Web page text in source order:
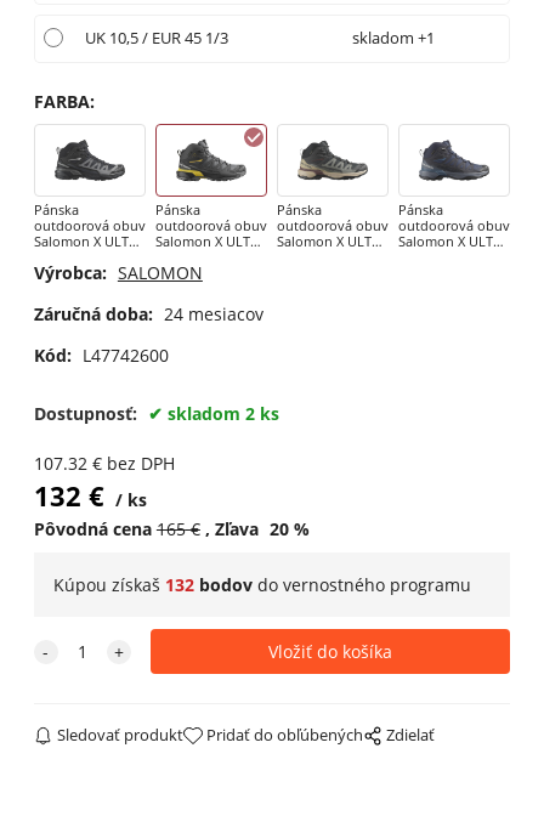
UK 10,5 / EUR 45 1/3 skladom +1
FARBA:
Pánska
outdoorová obuv
Salomon X ULTRA
Black
Pánska
outdoorová obuv
Salomon X ULTRA
Clrock/Black
Pánska
outdoorová obuv
Salomon X ULTRA
Pánska
outdoorová obuv
Salomon X ULTRA
Výrobca: SALOMON
Záručná doba: 24 mesiacov
Kód: L47742600
Dostupnosť: skladom 2 ks
107.32 € bez DPH
132 €
ks
Pôvodná cena 165€ Zľava 20%
Kúpou získaš 132bodovdo vernostného programu
Sledovať produkt Pridať do obľúbených Zdielať